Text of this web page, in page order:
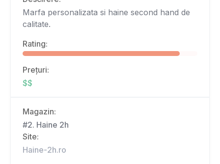
Marfa personalizata si haine second hand de
calitate.
Rating:
Prețuri:
$$
Magazin:
#2. Haine 2h
Site:
Haine-2h.ro